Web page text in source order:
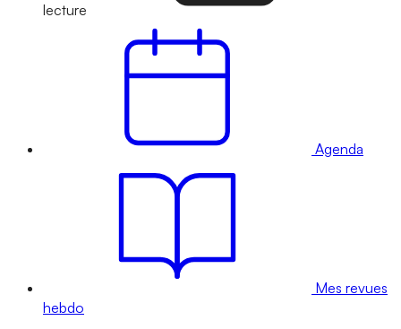
lecture
Agenda
Mes revues
hebdo